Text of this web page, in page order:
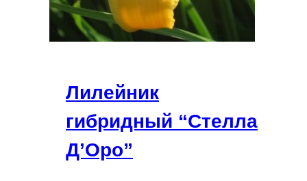
Лилейник
гибридный “Стелла
Д’Оро”